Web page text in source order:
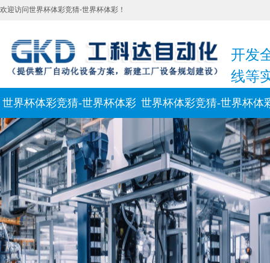
世界杯体彩竞猜-世界杯体彩 世界杯体彩竞猜-世界杯体
新闻动态 联系我们
欢迎访问世界杯体彩竞猜-世界杯体彩！
开发
线等